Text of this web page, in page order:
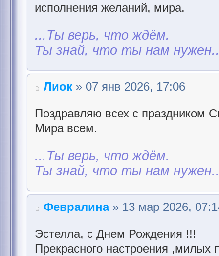
исполнения желаний, мира.
...Ты верь, что ждём.
Ты знай, что ты нам
Лиок » 07 янв 2026, 17:06
Поздравляю всех с праздником
Мира всем.
...Ты верь, что ждём.
Ты знай, что ты нам
Февралина» 13 мар 2026,
Эстелла, с Днем Рождения !!!
Прекрасного настроения ,милых